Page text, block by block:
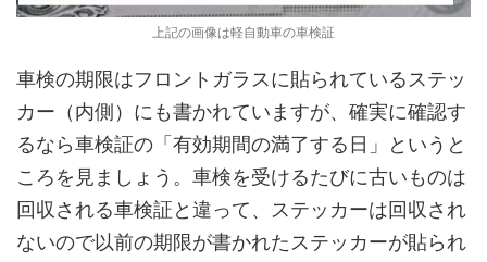
上記の画像は軽自動車の車検証
車検の期限はフロントガラスに貼られているステッ
カー（内側）にも書かれていますが、確実に確認す
るなら車検証の「有効期間の満了する日」というと
ころを見ましょう。車検を受けるたびに古いものは
回収される車検証と違って、ステッカーは回収され
ないので以前の期限が書かれたステッカーが貼られ